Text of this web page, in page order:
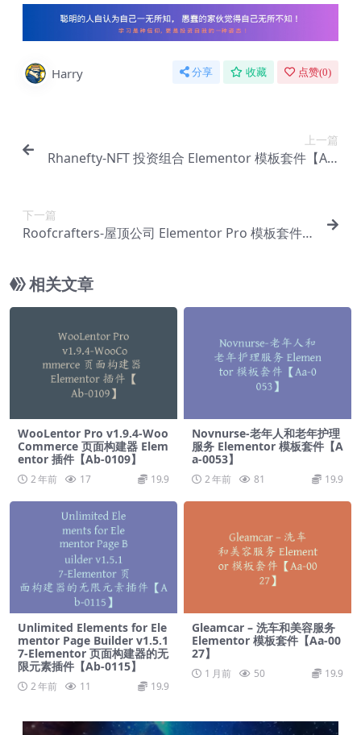
Harry 分享 收藏 点赞(0)
上一篇
Rhanefty-NFT 投资组合 Elementor 模板套件【Aa-
下一篇
Roofcrafters-屋顶公司 Elementor Pro 模板套件
相关文章
WooLentor Pro v1.9.4-Woo
Commerce 页面构建器 Elem
entor 插件【Ab-0109】
2 年前 17 19.9
Novnurse-老年人和老年护理
服务 Elementor 模板套件【A
a-0053】
2 年前 81 19.9
Unlimited Elements for Ele
mentor Page Builder v1.5.1
7-Elementor 页面构建器的无
限元素插件【Ab-0115】
2 年前 11 19.9
Gleamcar – 洗车和美容服务
Elementor 模板套件【Aa-00
27】
1 月前 50 19.9